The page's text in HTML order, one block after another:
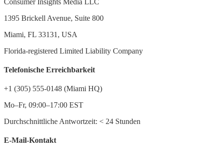
1395 Brickell Avenue, Suite 800
Miami, FL 33131, USA
Florida-registered Limited Liability Company
Telefonische Erreichbarkeit
+1 (305) 555-0148 (Miami HQ)
Mo–Fr, 09:00–17:00 EST
Durchschnittliche Antwortzeit: < 24 Stunden
E-Mail-Kontakt